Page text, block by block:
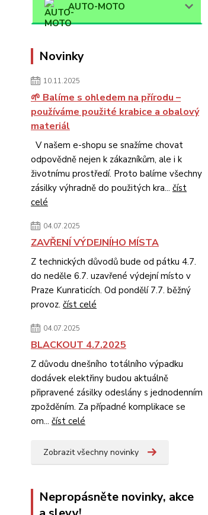
AUTO-MOTO
Novinky
10.11.2025
🌱 Balíme s ohledem na přírodu –
používáme použité krabice a obalový
materiál
V našem e-shopu se snažíme chovat
odpovědně nejen k zákazníkům, ale i k
životnímu prostředí. Proto balíme všechny
zásilky výhradně do použitých kra... číst
celé
04.07.2025
ZAVŘENÍ VÝDEJNÍHO MÍSTA
Z technických důvodů bude od pátku 4.7.
do neděle 6.7. uzavřené výdejní místo v
Praze Kunraticích. Od pondělí 7.7. běžný
provoz. číst celé
04.07.2025
BLACKOUT 4.7.2025
Z důvodu dnešního totálního výpadku
dodávek elektřiny budou aktuálně
připravené zásilky odeslány s jednodenním
zpožděním. Za případné komplikace se
om... číst celé
Zobrazit všechny novinky
Nepropásněte novinky, akce